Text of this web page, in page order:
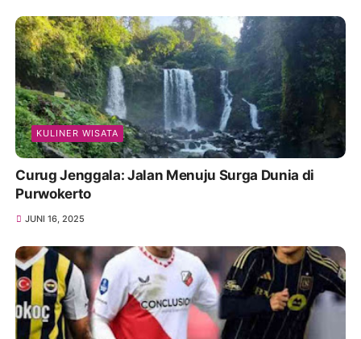
KULINER WISATA
Curug Jenggala: Jalan Menuju Surga Dunia di
Purwokerto
JUNI 16, 2025